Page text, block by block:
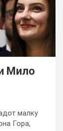
Мило
малку
Гора,